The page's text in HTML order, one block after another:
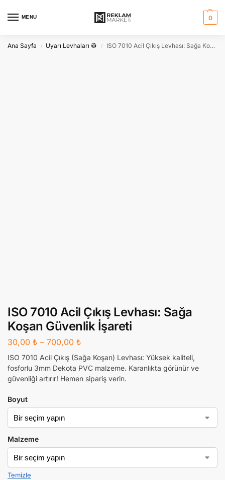
MENU 0
Ana Sayfa / Uyarı Levhaları 👷 / ISO 7010 Acil Çıkış Levhası: Sağa Koşan Güvenlik İşareti
ISO 7010 Acil Çıkış Levhası: Sağa
Koşan Güvenlik İşareti
30,00 ₺ – 700,00 ₺
ISO 7010 Acil Çıkış (Sağa Koşan) Levhası: Yüksek kaliteli,
fosforlu 3mm Dekota PVC malzeme. Karanlıkta görünür ve
güvenliği artırır! Hemen sipariş verin.
Boyut
Malzeme
Temizle